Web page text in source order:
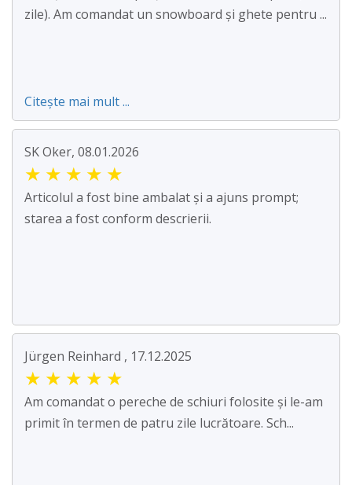
zile). Am comandat un snowboard și ghete pentru ...
Citește mai mult ...
SK Oker, 08.01.2026
★ ★ ★ ★ ★
Articolul a fost bine ambalat și a ajuns prompt;
starea a fost conform descrierii.
Jürgen Reinhard , 17.12.2025
★ ★ ★ ★ ★
Am comandat o pereche de schiuri folosite și le-am
primit în termen de patru zile lucrătoare. Sch...